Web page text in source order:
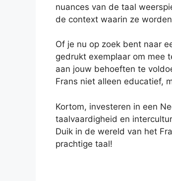
nuances van de taal
de context waarin ze
Of je nu op zoek bent naar
gedrukt exemplaar om mee
aan jouw behoeften te
Frans niet alleen educatief,
Kortom, investeren in een
taalvaardigheid en
Duik in de wereld van het
prachtige taal!